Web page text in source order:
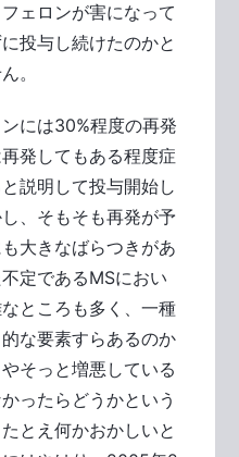
ェロンが害になって
投与し続けたのかと
。
には30%程度の再発
発してもある程度症
説明して投与開始し
、そもそも再発が予
大きなばらつきがあ
定であるMSにおい
ところも多く、一種
な要素すらあるのか
そっと増悪している
ったらどうかという
とえ何かおかしいと